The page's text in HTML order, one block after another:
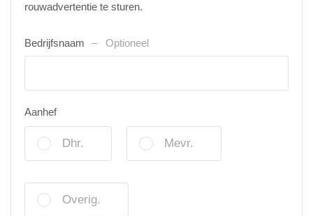
rouwadvertentie te sturen.
Bedrijfsnaam Optioneel
Aanhef
Dhr. Mevr.
Overig.